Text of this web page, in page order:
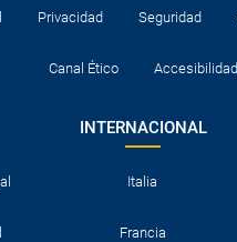
Privacidad Seguridad
Canal Ético Accesibilidad
INTERNACIONAL
Italia
Francia